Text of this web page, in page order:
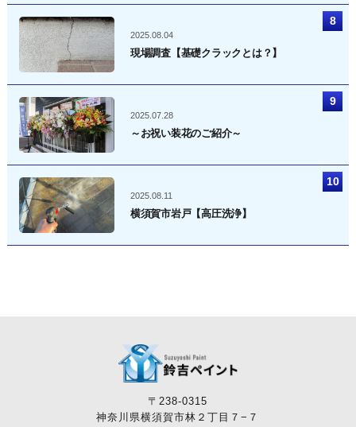
2025.08.04
現場調査【基礎クラックとは？】
2025.07.28
～お祝い装花のご紹介～
2025.08.11
横須賀市岩戸【高圧洗浄】
〒238-0315
神奈川県横須賀市林２丁目７−７